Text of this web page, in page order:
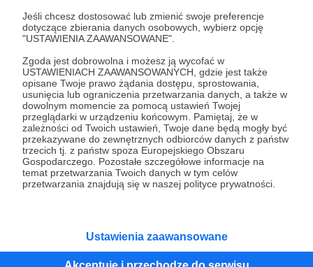
Jeśli chcesz dostosować lub zmienić swoje preferencje
dotyczące zbierania danych osobowych, wybierz opcję
"USTAWIENIA ZAAWANSOWANE".
Zgoda jest dobrowolna i możesz ją wycofać w
USTAWIENIACH ZAAWANSOWANYCH, gdzie jest także
opisane Twoje prawo żądania dostępu, sprostowania,
usunięcia lub ograniczenia przetwarzania danych, a także w
dowolnym momencie za pomocą ustawień Twojej
przeglądarki w urządzeniu końcowym. Pamiętaj, że w
zależności od Twoich ustawień, Twoje dane będą mogły być
przekazywane do zewnętrznych odbiorców danych z państw
trzecich tj. z państw spoza Europejskiego Obszaru
Gospodarczego. Pozostałe szczegółowe informacje na
temat przetwarzania Twoich danych w tym celów
przetwarzania znajdują się w naszej polityce prywatności.
Ustawienia zaawansowane
Pozostań na Patronite
Kategorie
O Patronite
Dodatkowe produkty
Pomoc
RegulaminPolityka prywatnościPatronite Commons